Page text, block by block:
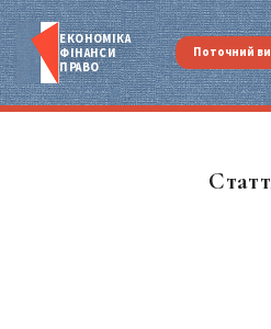
ЕКОНОМІКА
ФІНАНСИ
ПРАВО
Поточний